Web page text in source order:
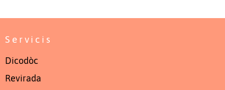
Servicis
Dicodòc
Revirada